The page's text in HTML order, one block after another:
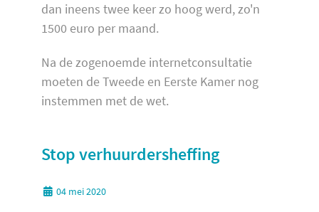
dan ineens twee keer zo hoog werd, zo'n
1500 euro per maand.
Na de zogenoemde internetconsultatie
moeten de Tweede en Eerste Kamer nog
instemmen met de wet.
Stop verhuurdersheffing
04 mei 2020